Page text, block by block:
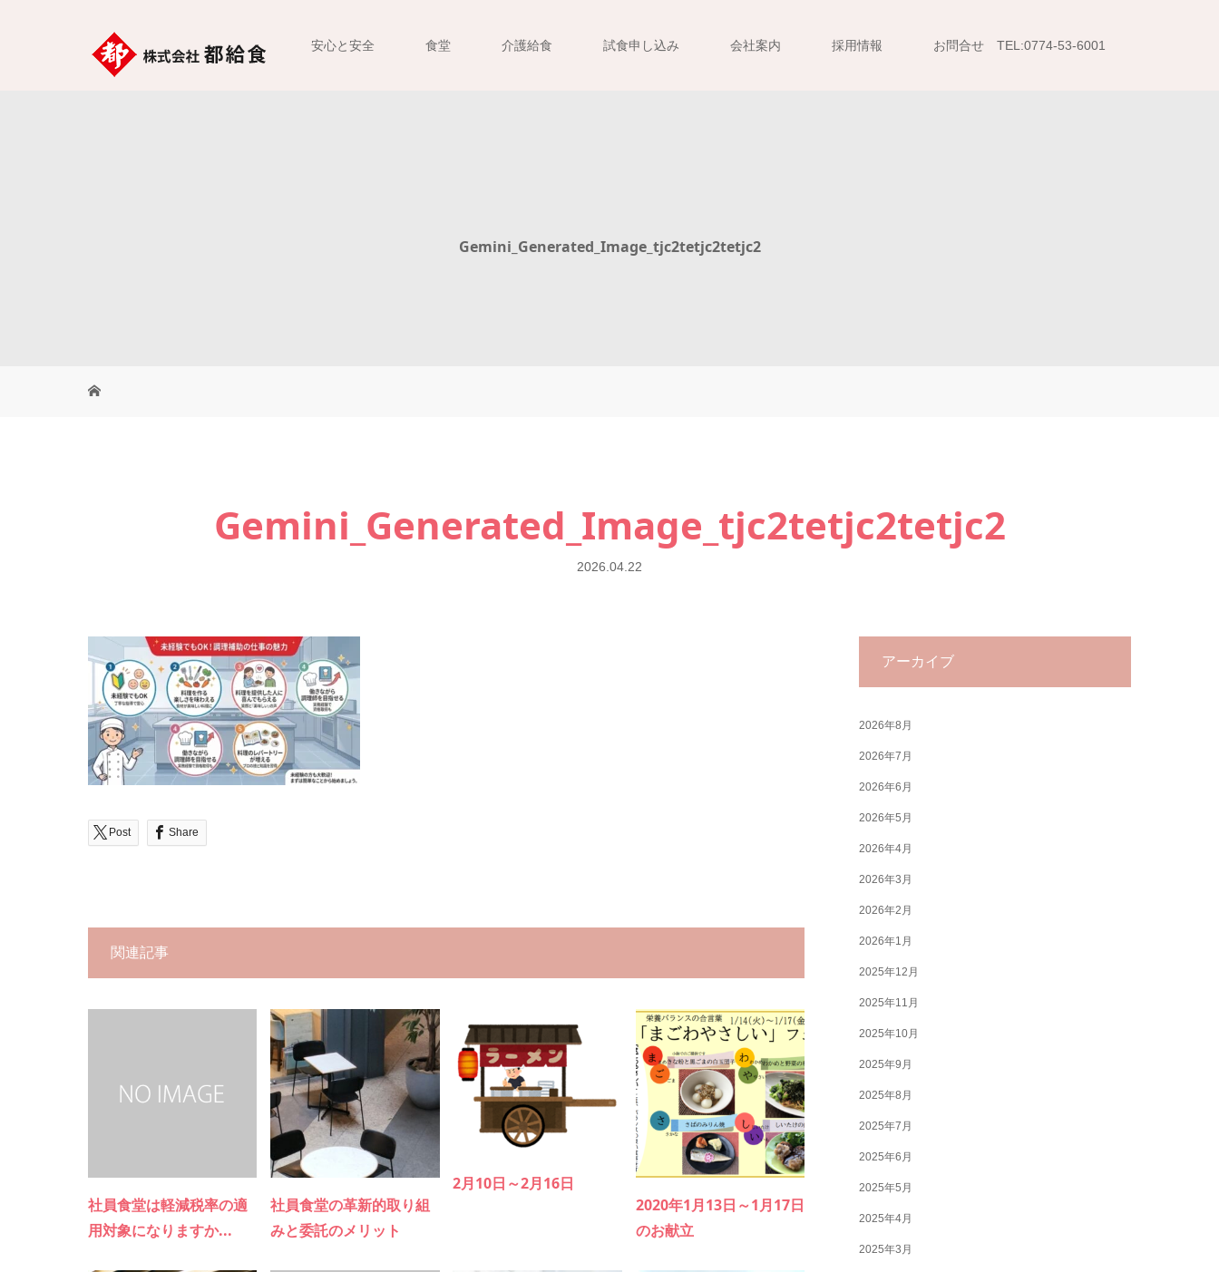
安心と安全 食堂 介護給食 試食申し込み 会社案内 採用情報 お問合せ TEL:0774-53-6001
Gemini_Generated_Image_tjc2tetjc2tetjc2
Gemini_Generated_Image_tjc2tetjc2tetjc2
2026.04.22
Post Share
関連記事
社員食堂は軽減税率の適
用対象になりますか...
社員食堂の革新的取り組
みと委託のメリット
2月10日～2月16日
2020年1月13日～1月17日
のお献立
アーカイブ
2026年8月
2026年7月
2026年6月
2026年5月
2026年4月
2026年3月
2026年2月
2026年1月
2025年12月
2025年11月
2025年10月
2025年9月
2025年8月
2025年7月
2025年6月
2025年5月
2025年4月
2025年3月